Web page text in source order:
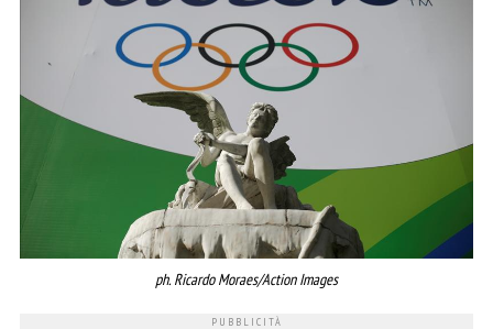
ph. Ricardo Moraes/Action Images